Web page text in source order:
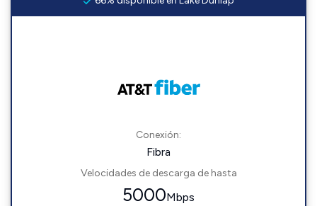
Conexión:
Fibra
Velocidades de descarga de hasta
5000Mbps